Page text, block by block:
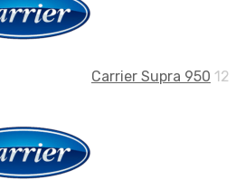
Carrier Supra 950 12